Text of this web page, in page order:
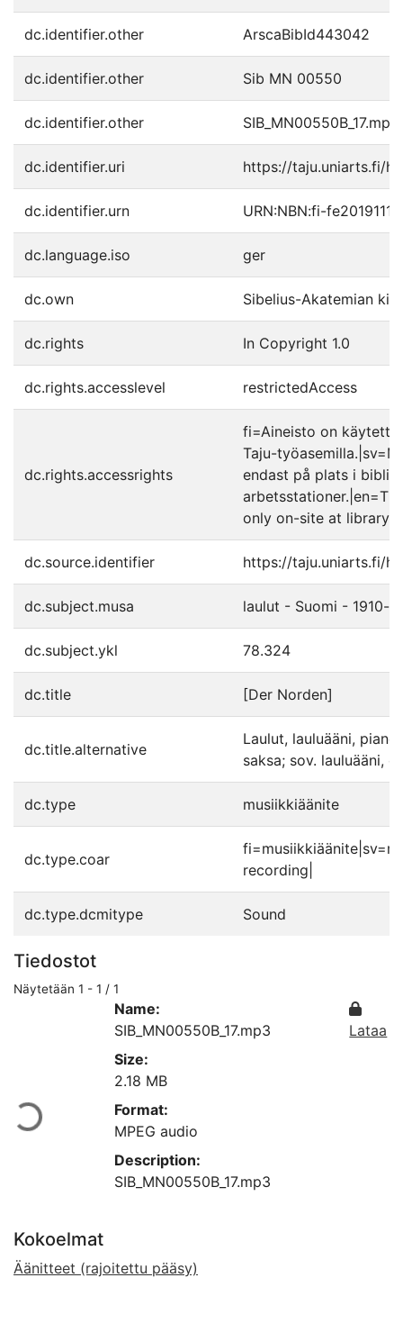
dc.identifier.other ArscaBibId443042
dc.identifier.other Sib MN 00550
dc.identifier.other SIB_MN00550B_17.mp3
dc.identifier.uri https://taju.uniarts.fi/
dc.identifier.urn URN:NBN:fi-
dc.language.iso ger
dc.own Sibelius-Akatemian
dc.rights In Copyright 1.0
dc.rights.accesslevel restrictedAccess
dc.rights.accessrights
fi=Aineisto on
Taju-
endast på plats i
only on-site at
dc.source.identifier https://taju.uniarts.fi/
dc.subject.musa laulut - Suomi - 1910-
dc.subject.ykl 78.324
dc.title [Der Norden]
dc.title.alternative
Laulut, lauluääni,
saksa; sov. lauluääni,
dc.type musiikkiäänite
dc.type.coar
recording|
dc.type.dcmitype Sound
Tiedostot
Näytetään 1 - 1 / 1
Ladataan...
Name:
SIB_MN00550B_17.mp3
Size:
2.18 MB
Format:
MPEG audio
Description:
SIB_MN00550B_17.mp3
Lataa
Kokoelmat
Äänitteet (rajoitettu pääsy)